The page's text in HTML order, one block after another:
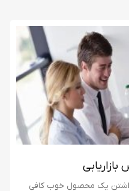
داشتن یک محصول خوب کافی